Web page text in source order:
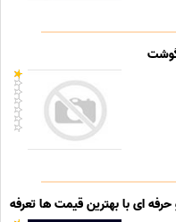
ای با بهترین قیمت ها تعرفه